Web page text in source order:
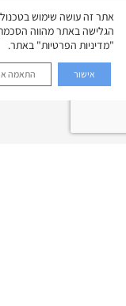
הגלישה באתר מהווה
"מדיניות הפרטיות" באתר.
אישור התאמה